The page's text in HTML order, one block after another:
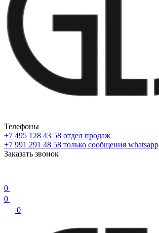
Телефоны
+7 495 128 43 58 отдел продаж
+7 991 291 48 58 только сообщения whatsapp
Заказать звонок
0
0
0